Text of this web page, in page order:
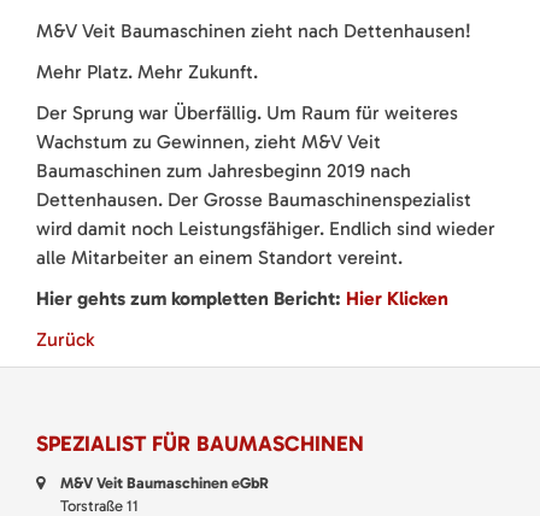
M&V Veit Baumaschinen zieht nach Dettenhausen!
Mehr Platz. Mehr Zukunft.
Der Sprung war Überfällig. Um Raum für weiteres
Wachstum zu Gewinnen, zieht M&V Veit
Baumaschinen zum Jahresbeginn 2019 nach
Dettenhausen. Der Grosse Baumaschinenspezialist
wird damit noch Leistungsfähiger. Endlich sind wieder
alle Mitarbeiter an einem Standort vereint.
Hier gehts zum kompletten Bericht: Hier Klicken
Zurück
SPEZIALIST FÜR BAUMASCHINEN
M&V Veit Baumaschinen eGbR
Torstraße 11